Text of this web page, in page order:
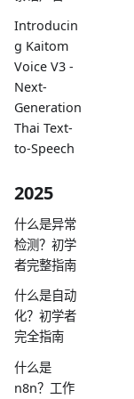
Introducin
g Kaitom
Voice V3 -
Next-
Generation
Thai Text-
to-Speech
2025
什么是异常
检测？初学
者完整指南
什么是自动
化？初学者
完全指南
什么是
n8n？工作